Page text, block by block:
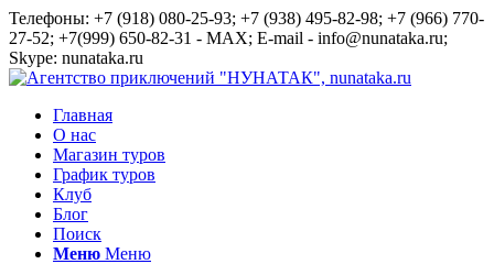
Телефоны: +7 (918) 080-25-93; +7 (938) 495-82-98; +7 (966) 770-
27-52; +7(999) 650-82-31 - MAX; E-mail - info@nunataka.ru;
Skype: nunataka.ru
Главная
О нас
Магазин туров
График туров
Клуб
Блог
Поиск
Меню Меню